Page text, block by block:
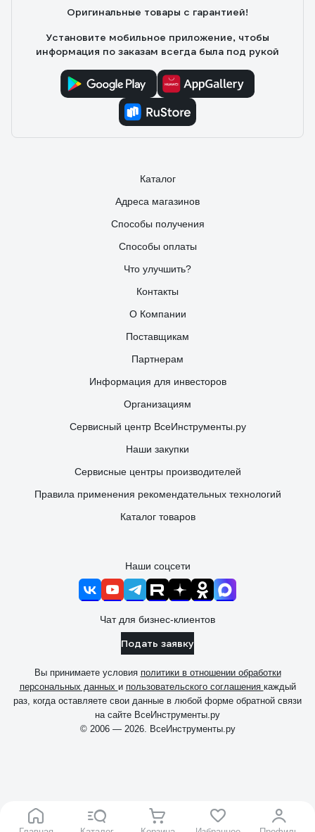
Оригинальные товары с гарантией!
Установите мобильное приложение, чтобы
информация по заказам всегда была под рукой
Каталог
Адреса магазинов
Способы получения
Способы оплаты
Что улучшить?
Контакты
О Компании
Поставщикам
Партнерам
Информация для инвесторов
Организациям
Сервисный центр ВсеИнструменты.ру
Наши закупки
Сервисные центры производителей
Правила применения рекомендательных технологий
Каталог товаров
Наши соцсети
Чат для бизнес-клиентов
Подать заявку
Вы принимаете условия политики в отношении обработки
персональных данных и пользовательского соглашения каждый
раз, когда оставляете свои данные в любой форме обратной связи
на сайте ВсеИнструменты.ру
© 2006 — 2026. ВсеИнструменты.ру